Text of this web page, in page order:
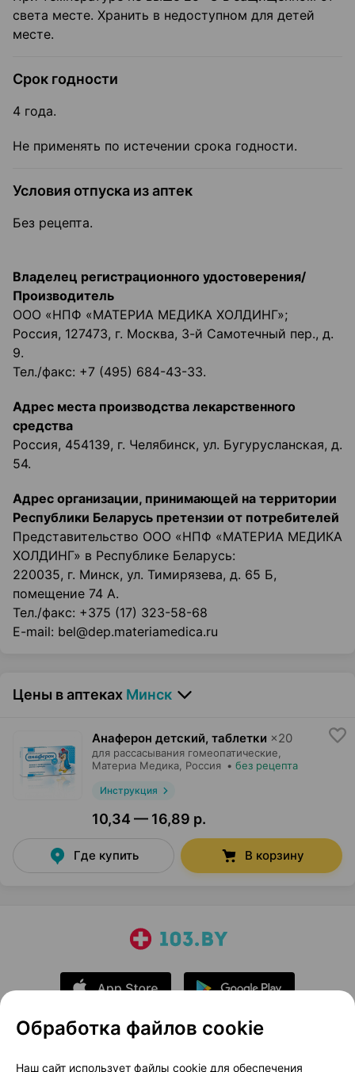
света месте. Хранить в недоступном для детей
месте.
Срок годности
4 года.
Не применять по истечении срока годности.
Условия отпуска из аптек
Без рецепта.
Владелец регистрационного удостоверения/
Производитель
ООО «НПФ «МАТЕРИА МЕДИКА ХОЛДИНГ»;
Россия, 127473, г. Москва, 3-й Самотечный пер., д.
9.
Тел./факс: +7 (495) 684-43-33.
Адрес места производства лекарственного
средства
Россия, 454139, г. Челябинск, ул. Бугурусланская, д.
54.
Адрес организации, принимающей на территории
Республики Беларусь претензии от потребителей
Представительство ООО «НПФ «МАТЕРИА МЕДИКА
ХОЛДИНГ» в Республике Беларусь:
220035, г. Минск, ул. Тимирязева, д. 65 Б,
помещение 74 А.
Тел./факс: +375 (17) 323-58-68
E-mail: bel@dep.materiamedica.ru
Цены в аптеках Минск
Анаферон детский, таблетки ×20
для рассасывания гомеопатические,
Материа Медика, Россия • без рецепта
Инструкция
10,34 — 16,89 р.
Где купить В корзину
О проекте Новости проекта
Обработка файлов cookie
Наш сайт использует файлы cookie для обеспечения